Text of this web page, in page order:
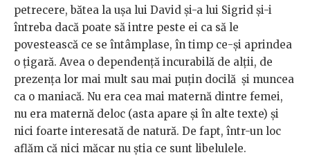
petrecere, bătea la ușa lui David și-a lui Sigrid și-i
întreba dacă poate să intre peste ei ca să le
povestească ce se întâmplase, în timp ce-și aprindea
o țigară. Avea o dependență incurabilă de alții, de
prezența lor mai mult sau mai puțin docilă și muncea
ca o maniacă. Nu era cea mai maternă dintre femei,
nu era maternă deloc (asta apare și în alte texte) și
nici foarte interesată de natură. De fapt, într-un loc
aflăm că nici măcar nu știa ce sunt libelulele.